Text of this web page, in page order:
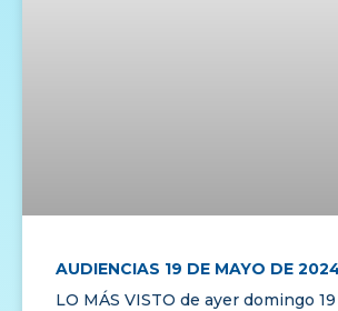
AUDIENCIAS 19 DE MAYO DE
LO MÁS VISTO de ayer domingo